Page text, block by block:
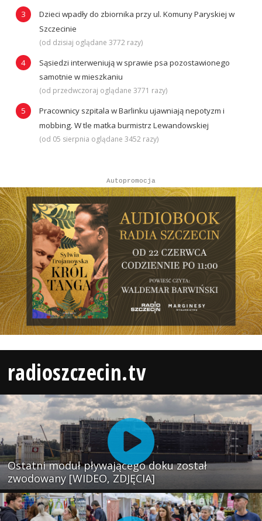
Dzieci wpadły do zbiornika przy ul. Komuny Paryskiej w
Szczecinie
(od dzisiaj oglądane 3772 razy)
Sąsiedzi interweniują w sprawie psa pozostawionego
samotnie w mieszkaniu
(od przedwczoraj oglądane 3771 razy)
Pracownicy szpitala w Barlinku ujawniają nepotyzm i
mobbing. W tle matka burmistrz Lewandowskiej
(od 05 sierpnia oglądane 3452 razy)
Autopromocja
radioszczecin.tv
Ostatni moduł pływającego doku został
zwodowany [WIDEO, ZDJĘCIA]